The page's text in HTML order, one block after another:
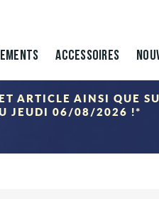
ACCESSOIRES
ARTICLE AINSI QUE
JEUDI 06/08/2026 !*
du panier après avoir saisi le code du